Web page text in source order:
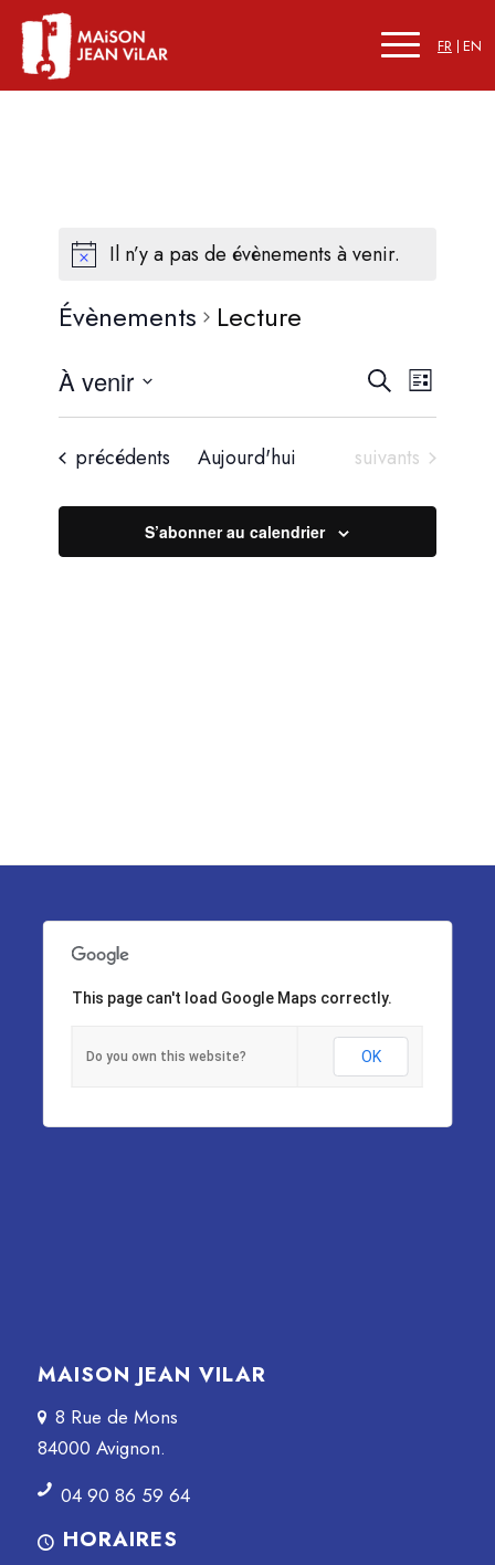
FR EN
Il n’y a pas de évènements à venir.
Évènements Lecture
et
de
Recherche
Liste
À venir
Sélectionnez
date.
Évènements
précédents Aujourd'hui Évènements
suivants
S’abonner au calendrier
This page can't load Google Maps correctly.
Do you own this website? OK
MAISON JEAN VILAR
8 Rue de Mons
84000 Avignon.
04 90 86 59 64
HORAIRES